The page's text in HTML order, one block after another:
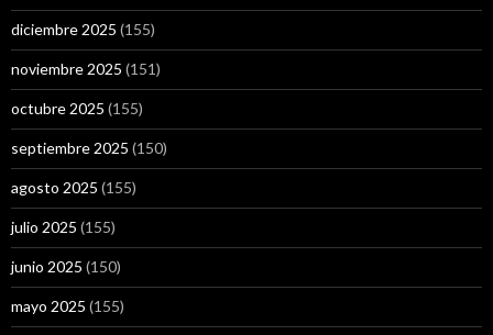
diciembre 2025 (155)
noviembre 2025 (151)
octubre 2025 (155)
septiembre 2025 (150)
agosto 2025 (155)
julio 2025 (155)
junio 2025 (150)
mayo 2025 (155)